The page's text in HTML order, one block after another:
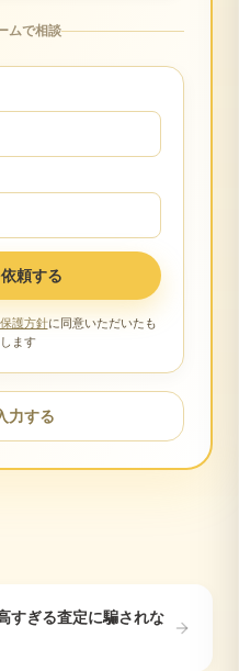
ムで相談
頼する
護方針に同意いただいたも
ます
力する
すぎる査定に騙されな